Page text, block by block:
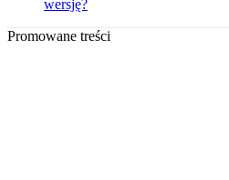
wersję?
Promowane treści